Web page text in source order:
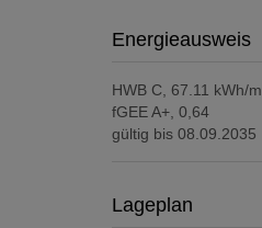
Energieausweis
HWB C, 67.11 kWh/m
fGEEA+, 0,64
gültig bis 08.09.2035
Lageplan